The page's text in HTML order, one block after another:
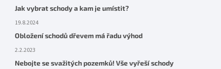
Jak vybrat schody a kam je umístit?
19.8.2024
Obložení schodů dřevem má řadu výhod
2.2.2023
Nebojte se svažitých pozemků! Vše vyřeší schody